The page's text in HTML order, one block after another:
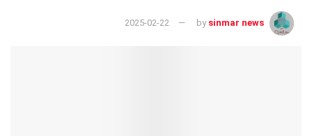
by sinmar news
2025-02-22